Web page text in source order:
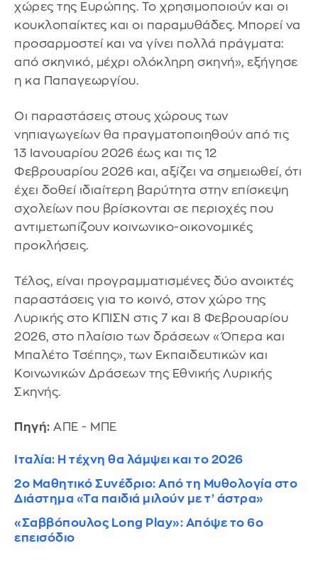
χώρες της Ευρώπης. Το χρησιμοποιούν και οι
κουκλοπαίκτες και οι παραμυθάδες. Μπορεί να
προσαρμοστεί και να γίνει πολλά πράγματα:
από σκηνικό, μέχρι ολόκληρη σκηνή», εξήγησε
η κα Παπαγεωργίου.
Οι παραστάσεις στους χώρους των
νηπιαγωγείων θα πραγματοποιηθούν από τις
13 Ιανουαρίου 2026 έως και τις 12
Φεβρουαρίου 2026 και, αξίζει να σημειωθεί, ότι
έχει δοθεί ιδιαίτερη βαρύτητα στην επίσκεψη
σχολείων που βρίσκονται σε περιοχές που
αντιμετωπίζουν κοινωνικο-οικονομικές
προκλήσεις.
Τέλος, είναι προγραμματισμένες δύο ανοικτές
παραστάσεις για το κοινό, στον χώρο της
Λυρικής στο ΚΠΙΣΝ στις 7 και 8 Φεβρουαρίου
2026, στο πλαίσιο των δράσεων «Όπερα και
Μπαλέτο Τσέπης», των Εκπαιδευτικών και
Κοινωνικών Δράσεων της Εθνικής Λυρικής
Σκηνής.
Πηγή: ΑΠΕ - ΜΠΕ
Ιταλία: Η τέχνη θα λάμψει και το 2026
2ο Μαθητικό Συνέδριο: Από τη Μυθολογία στο
Διάστημα «Τα παιδιά μιλούν με τ’ άστρα»
«Σαββόπουλος Long Play»: Απόψε το 6ο
επεισόδιο